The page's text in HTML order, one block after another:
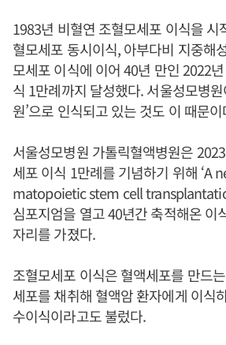
1983년 비혈연 조혈모세포 이식을 시
혈모세포 동시이식, 아부다비 지중해
모세포 이식에 이어 40년 만인 2022
식 1만례까지 달성했다. 서울성모병
원’으로 인식되고 있는 것도 이 때문이
서울성모병원 가톨릭혈액병원은
세포 이식 1만례를 기념하기 위해 ‘A
matopoietic stem cell
심포지엄을 열고 40년간 축적해온 이
자리를 가졌다.
조혈모세포 이식은 혈액세포를 만드
세포를 채취해 혈액암 환자에게 이식
수이식이라고도 불렀다.